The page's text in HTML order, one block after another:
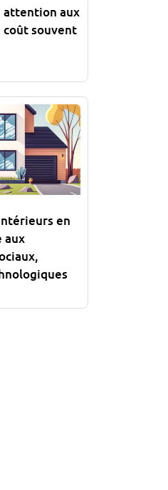
aux
coût souvent
en
aux